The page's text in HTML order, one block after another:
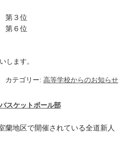
３位
６位
します。
カテゴリー:高等学校からのお知らせ
スケットボール部
蘭地区で開催されている全道新人